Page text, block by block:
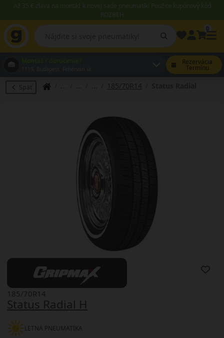
Až 35 € zľava na montáž k novej sade pneumatík! Použite kupónový kód
ROZBEH
Rezervácia
Termínu
Späť 185/70R14
Status Radial H
185/70R14
LETNÁ PNEUMATIKA